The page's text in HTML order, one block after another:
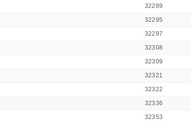
32289
32295
32297
32308
32309
32321
32322
32336
32353